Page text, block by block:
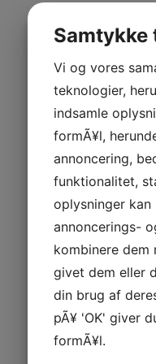
Vi og vores
teknologier,
indsamle
formÃ¥l,
annoncering,
funktionalitet,
oplysninger
annoncerings-
kombinere dem
givet dem eller
din brug af
pÃ¥ 'OK' giver
formÃ¥l.